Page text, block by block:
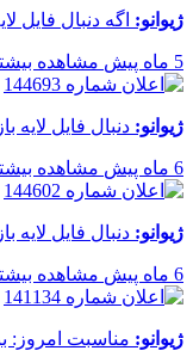
ژیوانو: اگه دنبال فایل
5 ماه پیش مشاهده
ژیوانو: دنبال فایل لایه
6 ماه پیش مشاهده
ژیوانو: دنبال فایل
6 ماه پیش مشاهده
ژیوانو: مناسبت امروز: